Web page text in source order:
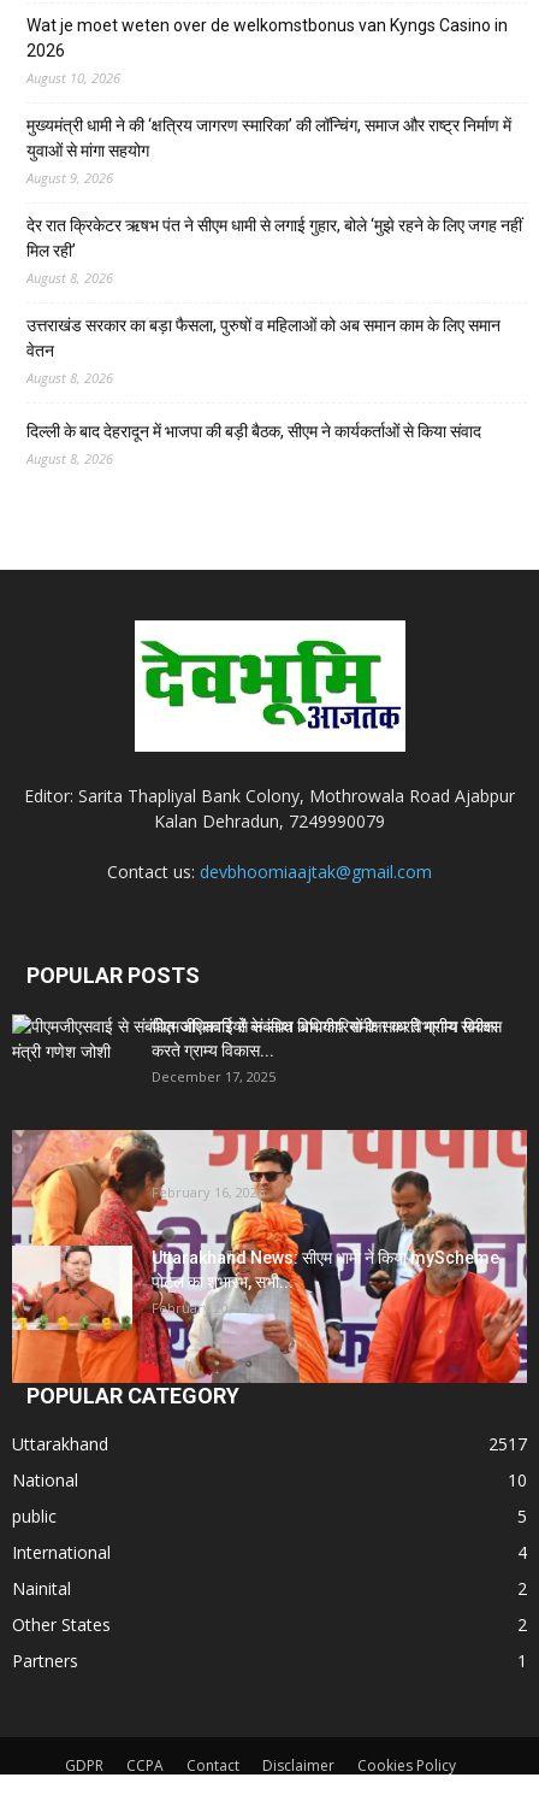
Wat je moet weten over de welkomstbonus van Kyngs Casino in
2026
August 10, 2026
मुख्यमंत्री धामी ने की ‘क्षत्रिय जागरण स्मारिका’ की लॉन्चिंग, समाज और राष्ट्र निर्माण में
युवाओं से मांगा सहयोग
August 9, 2026
देर रात क्रिकेटर ऋषभ पंत ने सीएम धामी से लगाई गुहार, बोले ‘मुझे रहने के लिए जगह नहीं
मिल रही’
August 8, 2026
उत्तराखंड सरकार का बड़ा फैसला, पुरुषों व महिलाओं को अब समान काम के लिए समान
वेतन
August 8, 2026
दिल्ली के बाद देहरादून में भाजपा की बड़ी बैठक, सीएम ने कार्यकर्ताओं से किया संवाद
August 8, 2026
Editor: Sarita Thapliyal Bank Colony, Mothrowala Road Ajabpur
Kalan Dehradun, 7249990079
Contact us: devbhoomiaajtak@gmail.com
POPULAR POSTS
पीएमजीएसवाई से संबंधित अधिकारियों के साथ विभागीय समीक्षा
करते ग्राम्य विकास...
December 17, 2025
Uttarakhand News- सीएम धामी सख्त: जनता की समस्याओं
पर देरी बर्दाश्त...
February 16, 2026
Uttarakhand News: सीएम धामी ने किया myScheme
पोर्टल का शुभारंभ, सभी...
February 20, 2026
POPULAR CATEGORY
Uttarakhand
2517
National
10
public
5
International
4
Nainital
2
Other States
2
Partners
1
GDPR CCPA Contact Disclaimer
Cookies Policy